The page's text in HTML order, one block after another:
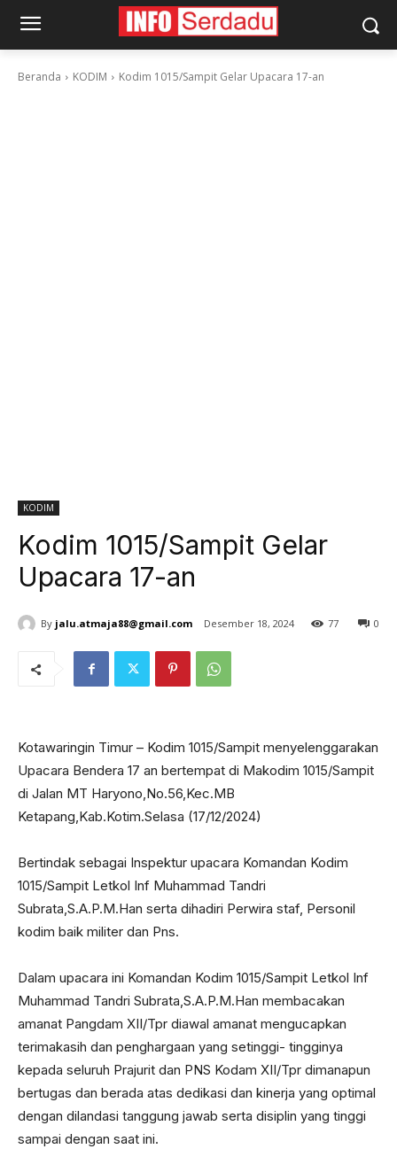
Beranda KODIM Kodim 1015/Sampit Gelar Upacara 17-an
KODIM
Kodim 1015/Sampit Gelar
Upacara 17-an
By jalu.atmaja88@gmail.com Desember 18, 2024 0
77
Kotawaringin Timur – Kodim 1015/Sampit menyelenggarakan
Upacara Bendera 17 an bertempat di Makodim 1015/Sampit
di Jalan MT Haryono,No.56,Kec.MB
Ketapang,Kab.Kotim.Selasa (17/12/2024)
Bertindak sebagai Inspektur upacara Komandan Kodim
1015/Sampit Letkol Inf Muhammad Tandri
Subrata,S.A.P.M.Han serta dihadiri Perwira staf, Personil
kodim baik militer dan Pns.
Dalam upacara ini Komandan Kodim 1015/Sampit Letkol Inf
Muhammad Tandri Subrata,S.A.P.M.Han membacakan
amanat Pangdam XII/Tpr diawal amanat mengucapkan
terimakasih dan penghargaan yang setinggi- tingginya
kepada seluruh Prajurit dan PNS Kodam XII/Tpr dimanapun
bertugas dan berada atas dedikasi dan kinerja yang optimal
dengan dilandasi tanggung jawab serta disiplin yang tinggi
sampai dengan saat ini.